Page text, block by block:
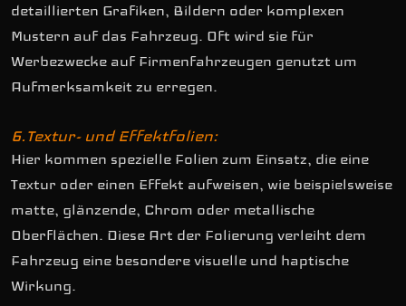
detaillierten Grafiken, Bildern oder komplexen
Mustern auf das Fahrzeug. Oft wird sie für
Werbezwecke auf Firmenfahrzeugen genutzt um
Aufmerksamkeit zu erregen.
6.Textur- und Effektfolien:
Hier kommen spezielle Folien zum Einsatz, die eine
Textur oder einen Effekt aufweisen, wie beispielsweise
matte, glänzende, Chrom oder metallische
Oberflächen. Diese Art der Folierung verleiht dem
Fahrzeug eine besondere visuelle und haptische
Wirkung.